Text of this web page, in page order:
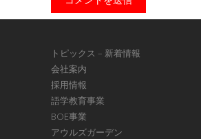
トピックス – 新着情報
会社案内
採用情報
語学教育事業
BOE事業
アウルズガーデン